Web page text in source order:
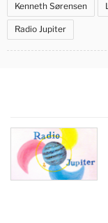
Kenneth Sørensen
Radio Jupiter